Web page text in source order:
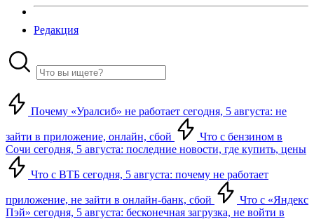
Редакция
Почему «Уралсиб» не работает сегодня, 5 августа: не
зайти в приложение, онлайн, сбой
Что с бензином в
Сочи сегодня, 5 августа: последние новости, где купить, цены
Что с ВТБ сегодня, 5 августа: почему не работает
приложение, не зайти в онлайн-банк, сбой
Что с «Яндекс
Пэй» сегодня, 5 августа: бесконечная загрузка, не войти в